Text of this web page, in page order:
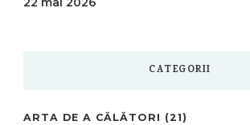
CATEGORII
ARTA DE A CĂLĂTORI (21)